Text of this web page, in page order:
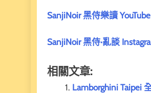
SanjiNoir 黑侍樂讀 YouTube
SanjiNoir 黑侍·亂談
相關文章:
Lamborghini Taipei